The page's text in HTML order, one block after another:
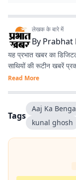
लेखक के बारे में
By Prabhat
यह प्रभात खबर का
साथियों की रूटीन खबरें
Read More
Tags
Aaj Ka
kunal ghosh